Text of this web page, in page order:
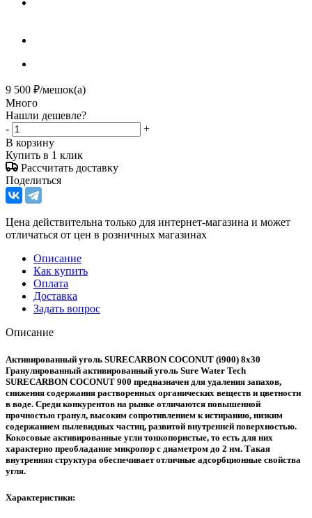
9 500 ₽/мешок(а)
Много
Нашли дешевле?
-
+
В корзину
Купить в 1 клик
Рассчитать доставку
Поделиться
Цена действительна только для интернет-магазина и может
отличаться от цен в розничных магазинах
Описание
Как купить
Оплата
Доставка
Задать вопрос
Описание
Активированный уголь SURECARBON COCONUT (i900) 8x30
Гранулированный активированный уголь Sure Water Tech
SURECARBON COCONUT 900 предназначен для удаления запахов,
снижения содержания растворенных органических веществ и цветности
в воде. Среди конкурентов на рынке отличаются повышенной
прочностью гранул, высоким сопротивлением к истиранию, низким
содержанием пылевидных частиц, развитой внутренней поверхностью.
Кокосовые активированные угли тонкопористые, то есть для них
характерно преобладание микропор с диаметром до 2 нм. Такая
внутренняя структура обеспечивает отличные адсорбционные свойства
угля.
Характеристики: